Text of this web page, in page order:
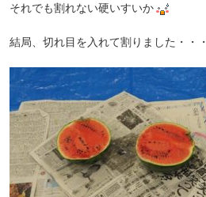
それでも割れない硬いすいか
結局、切れ目を入れて割りました・・・